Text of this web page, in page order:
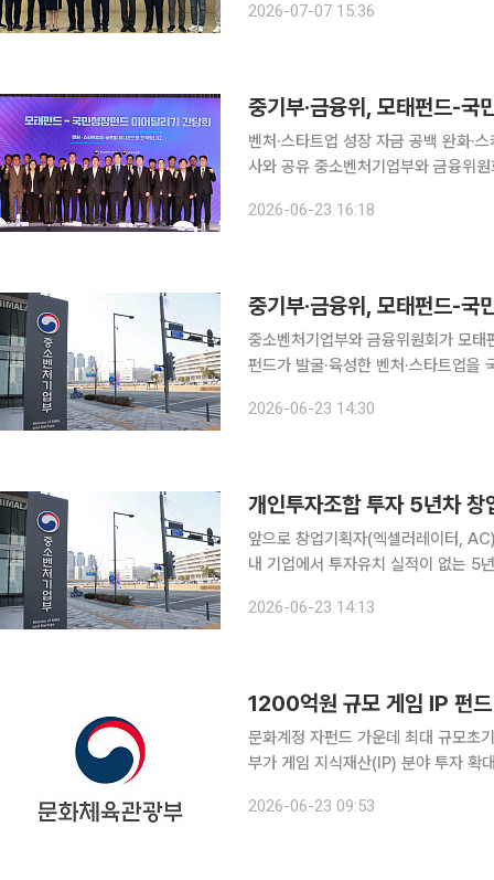
의 기업 발굴·투자 경험을 결합해 국
2026-07-07 15:36
벤처·스타트업 성장 자금 공백 완화·
사와 공유 중소벤처기업부와 금융위원회가 모태펀드와 국민성장펀드 간 투자 연계 체계 구축에 나
2026-06-23 16:18
중기부·금융위, 모태펀드-
중소벤처기업부와 금융위원회가 모
펀드가 발굴·육성한 벤처·스타트업
서 ‘모태펀드-국민성장펀드 이어달리
2026-06-23 14:30
앞으로 창업기획자(엑셀러레이터,
내 기업에서 투자유치 실적이 없는 5
에 관한 법률 시행령'과 '벤처기업 육
2026-06-23 14:13
1200억원 규모 게임 IP 펀
문화계정 자펀드 가운데 최대 규모초기 개
부가 게임 지식재산(IP) 분야 투자 확
강화와 글로벌 지식재산(IP) 육성을
2026-06-23 09:53